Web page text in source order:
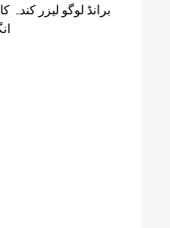
برانڈ لوگو لیزر